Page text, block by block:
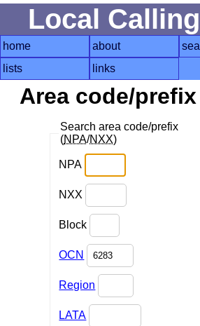
Local
home about
lists
links
Area code/
Search area code/prefix
(NPA/NXX)
NPA
NXX
Block
OCN
Region
LATA